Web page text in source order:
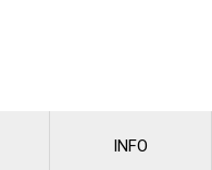
INFO